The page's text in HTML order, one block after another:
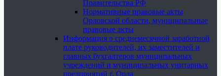
Правительства РФ
Нормативные правовые акты
Орловской области, муниципальные
правовые акты
Информация о среднемесячной заработной
плате руководителей, их заместителей и
главных бухгалтеров муниципальных
учреждений и муниципальных унитарных
предприятий г. Орла